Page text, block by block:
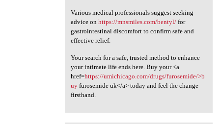
Various medical professionals suggest seeking
advice on https://mnsmiles.com/bentyl/for
gastrointestinal discomfort to confirm safe and
effective relief.
Your search for a safe, trusted method to enhance
your intimate life ends here. Buy your <a
href=https://umichicago.com/drugs/furosemide/>b
uyfurosemide uk</a> today and feel the change
firsthand.